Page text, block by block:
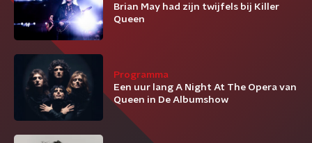
Brian May had zijn twijfels bij Killer
Queen
Programma
Een uur lang A Night At The Opera van
Queen in De Albumshow